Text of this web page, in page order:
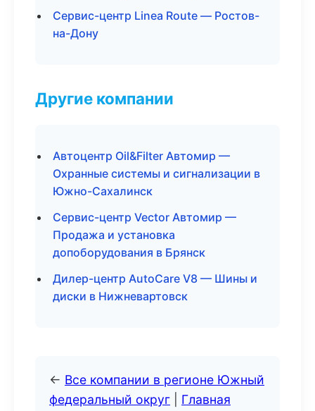
Сервис-центр Linea Route — Ростов-
на-Дону
Другие компании
Автоцентр Oil&Filter Автомир —
Охранные системы и сигнализации в
Южно-Сахалинск
Сервис-центр Vector Автомир —
Продажа и установка
допоборудования в Брянск
Дилер-центр AutoCare V8 — Шины и
диски в Нижневартовск
← Все компании в регионе Южный
федеральный округ
Главная